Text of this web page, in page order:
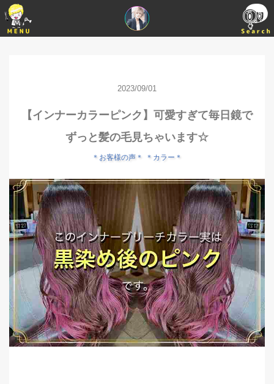
2023/09/01
【インナーカラーピンク】可愛すぎて毎日鏡で
ずっと髪の毛見ちゃいます☆
＊お客様の声＊ ＊カラー＊